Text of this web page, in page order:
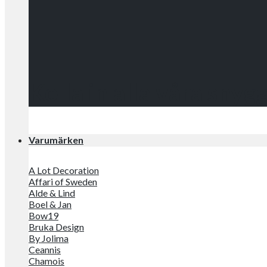
Varumärken
A Lot Decoration
Affari of Sweden
Alde & Lind
Boel & Jan
Bow19
Bruka Design
By Jolima
Ceannis
Chamois